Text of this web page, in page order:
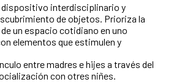
interdisciplinario y
de objetos. Prioriza la
un espacio cotidiano en uno
elementos que estimulen y
entre madres e hijes a través del
con otres niñes.